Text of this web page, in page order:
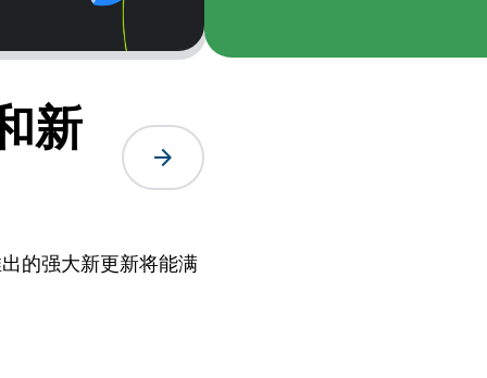
新 arrow_forward
的强大新更新将能满